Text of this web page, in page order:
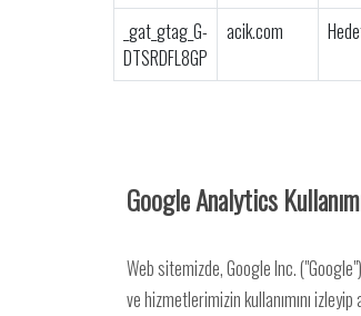
_gat_gtag_G-
DTSRDFL8GP
acik.com
Google Analytics
Web sitemizde, Google Inc.
ve hizmetlerimizin kullanımını